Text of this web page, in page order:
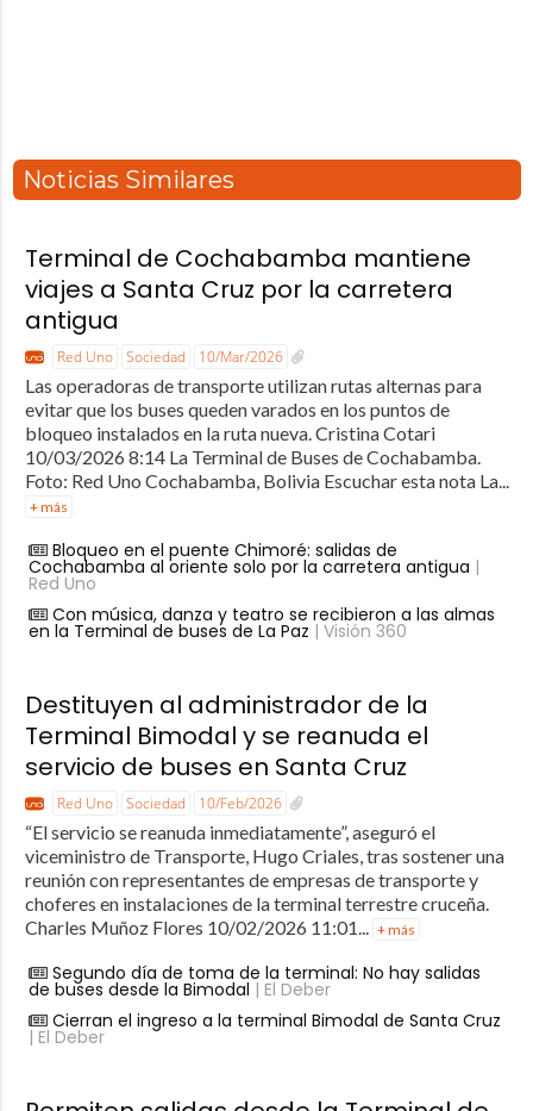
Noticias Similares
Terminal de Cochabamba mantiene
viajes a Santa Cruz por la carretera
antigua
Red Uno Sociedad 10/Mar/2026
Las operadoras de transporte utilizan rutas alternas para
evitar que los buses queden varados en los puntos de
bloqueo instalados en la ruta nueva. Cristina Cotari
10/03/2026 8:14 La Terminal de Buses de Cochabamba.
Foto: Red Uno Cochabamba, Bolivia Escuchar esta nota La...
+ más
Bloqueo en el puente Chimoré: salidas de
Cochabamba al oriente solo por la carretera antigua |
Red Uno
Con música, danza y teatro se recibieron a las almas
en la Terminal de buses de La Paz | Visión 360
Destituyen al administrador de la
Terminal Bimodal y se reanuda el
servicio de buses en Santa Cruz
Red Uno Sociedad 10/Feb/2026
“El servicio se reanuda inmediatamente”, aseguró el
viceministro de Transporte, Hugo Criales, tras sostener una
reunión con representantes de empresas de transporte y
choferes en instalaciones de la terminal terrestre cruceña.
Charles Muñoz Flores 10/02/2026 11:01...
+ más
Segundo día de toma de la terminal: No hay salidas
de buses desde la Bimodal | El Deber
Cierran el ingreso a la terminal Bimodal de Santa Cruz
| El Deber